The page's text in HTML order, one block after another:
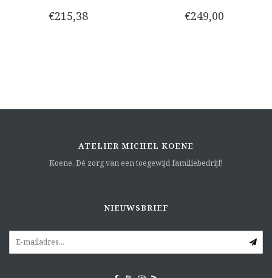
€215,38 €249,00
ATELIER MICHEL KOENE
Koene. Dé zorg van een toegewijd familiebedrijf!
NIEUWSBRIEF